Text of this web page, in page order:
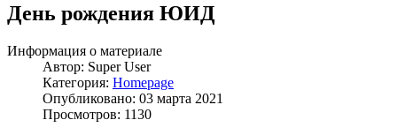
День рождения ЮИД
Информация о материале
Автор: Super User
Категория: Homepage
Опубликовано: 03 марта 2021
Просмотров: 1130